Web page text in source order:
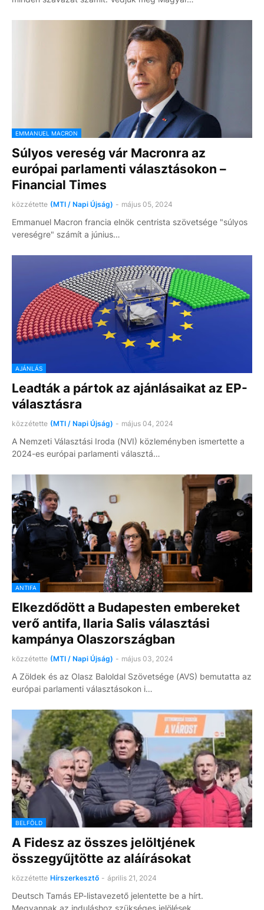
EMMANUEL MACRON
Súlyos vereség vár Macronra az
európai parlamenti választásokon –
Financial Times
közzétette (MTI / Napi Újság) - május 05, 2024
Emmanuel Macron francia elnök centrista szövetsége "súlyos
vereségre" számít a június…
AJÁNLÁS
Leadták a pártok az ajánlásaikat az EP-
választásra
közzétette (MTI / Napi Újság) - május 04, 2024
A Nemzeti Választási Iroda (NVI) közleményben ismertette a
2024-es európai parlamenti választá…
ANTIFA
Elkezdődött a Budapesten embereket
verő antifa, Ilaria Salis választási
kampánya Olaszországban
közzétette (MTI / Napi Újság) - május 03, 2024
A Zöldek és az Olasz Baloldal Szövetsége (AVS) bemutatta az
európai parlamenti választásokon i…
BELFÖLD
A Fidesz az összes jelöltjének
összegyűjtötte az aláírásokat
közzétette Hírszerkesztő - április 21, 2024
Deutsch Tamás EP-listavezető jelentette be a hírt.
Megvannak az induláshoz szükséges jelölések …